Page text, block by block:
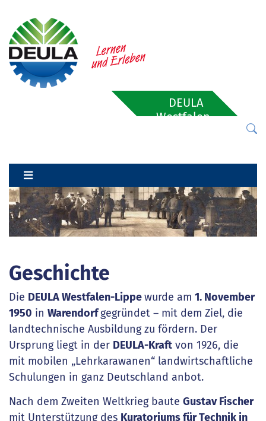
DEULA
Westfalen-
Geschichte
Die DEULA Westfalen-Lippewurde am 1. November
1950 in Warendorfgegründet – mit dem Ziel, die
landtechnische Ausbildung zu fördern. Der
Ursprung liegt in der DEULA-Kraft von 1926, die
mit mobilen „Lehrkarawanen“ landwirtschaftliche
Schulungen in ganz Deutschland anbot.
Nach dem Zweiten Weltkrieg baute Gustav Fischer
mit Unterstützung des Kuratoriums für Technik in